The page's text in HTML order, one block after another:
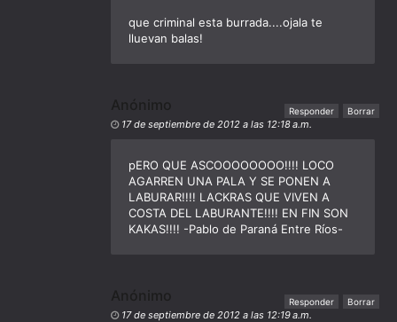
que criminal esta burrada....ojala te
lluevan balas!
Anónimo
17 de septiembre de 2012 a las 12:18 a.m.
pERO QUE ASCOOOOOOOO!!!! LOCO
AGARREN UNA PALA Y SE PONEN A
LABURAR!!!! LACKRAS QUE VIVEN A
COSTA DEL LABURANTE!!!! EN FIN SON
KAKAS!!!! -Pablo de Paraná Entre Ríos-
Responder Borrar
Anónimo
17 de septiembre de 2012 a las 12:19 a.m.
Responder Borrar